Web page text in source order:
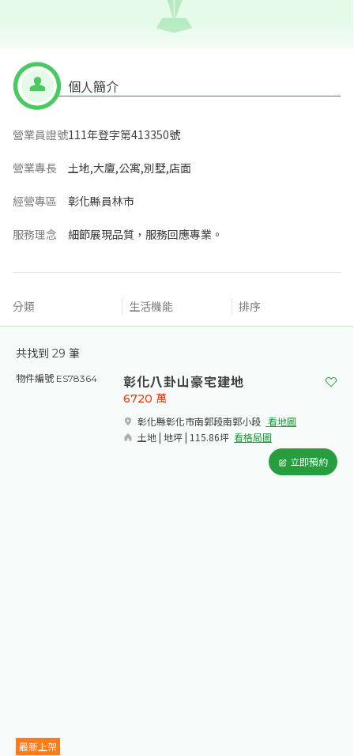
個人簡介
營業員證號111年登字第413350號
營業專長 土地,大廈,公寓,別墅,店面
經營專區 彰化縣員林市
服務理念 細節展現品質，服務回應專業。
分類 生活機能 排序
共找到 29 筆
物件編號 ES78364
最新上架
彰化八卦山豪宅建地
彰化縣彰化市南郭段南郭小段​ 看地圖
土地 | 地坪 | 115.86坪 看格局圖
6720 萬
立即預約